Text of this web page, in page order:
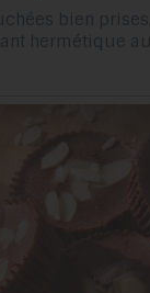
bien
hermétique